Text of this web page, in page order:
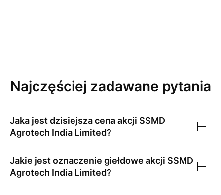
Najczęściej zadawane pytania
Jaka jest dzisiejsza cena akcji SSMD
Agrotech India Limited?
Jakie jest oznaczenie giełdowe akcji SSMD
Agrotech India Limited?